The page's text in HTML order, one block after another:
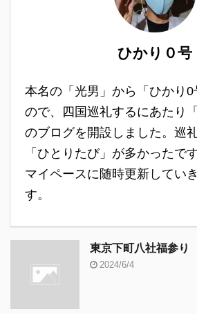
ひかり０号
本名の「光男」から「ひかり0
ので、四国巡礼するにあたり
のブログを開設しました。巡
「ひとりたび」が多かったで
マイペースに随時更新してい
す。
東京下町八社福参り
2024/6/4